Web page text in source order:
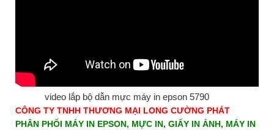
video lắp bộ dẫn mực máy in epson 5790
CÔNG TY TNHH THƯƠNG MẠI LONG CƯỜNG PHÁT
PHÂN PHỐI MÁY IN EPSON, MỰC IN, GIẤY IN ẢNH, MÁY IN